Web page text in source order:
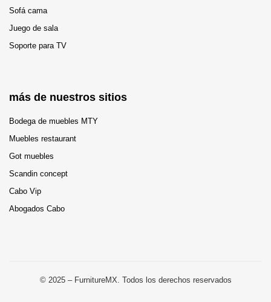
Sofá cama
Juego de sala
Soporte para TV
más de nuestros sitios
Bodega de muebles MTY
Muebles restaurant
Got muebles
Scandin concept
Cabo Vip
Abogados Cabo
© 2025 – FurnitureMX. Todos los derechos reservados